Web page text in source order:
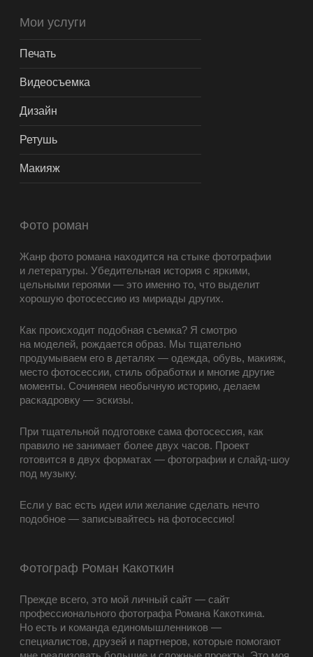
Мои услуги
Печать
Видеосъемка
Дизайн
Ретушь
Макияж
Фото роман
Жанр фото романа находится на стыке фотографии
и летературы. Убедительная история с яркими,
цельными героями — это именно то, что выделит
хорошую фотосессию из мириады других.
Как происходит подобная съемка? Я смотрю
на моделей, рождается образ. Мы тщательно
продумываем его в деталях — одежда, обувь, макияж,
место фотосессии, стиль обработки и многие другие
моменты. Сочиняем необычную историю, делаем
раскадровку — эскизы.
При тщательной подготовке сама фотосессия, как
правило не занимает более двух часов. Проект
готовится в двух форматах — фотографии и слайд-шоу
под музыку.
Если у вас есть идеи или желание сделать нечто
подобное — записывайтесь на фотосессию!
Фотограф Роман Какоткин
Прежде всего, это мой личный сайт — сайт
профессионального фотографа Романа Какоткина.
Но есть и команда единомышленников —
специалистов, друзей и партнеров, которые помогают